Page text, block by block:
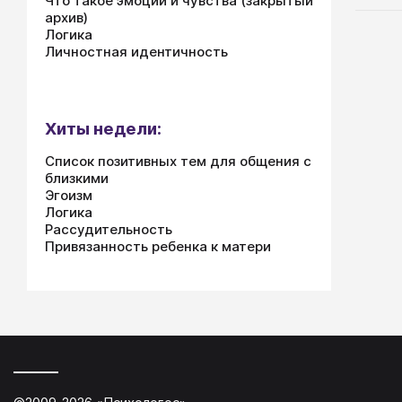
архив)
Логика
Личностная идентичность
Хиты недели:
Список позитивных тем для общения с
близкими
Эгоизм
Логика
Рассудительность
Привязанность ребенка к матери